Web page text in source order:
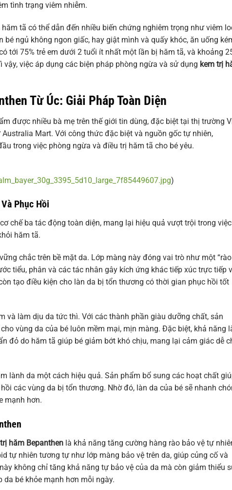
tình trạng viêm nhiễm.
tã có thể dẫn đến nhiều biến chứng nghiêm trọng như viêm
ngủ không ngon giấc, hay giật mình và quấy khóc, ăn uống
tới 75% trẻ em dưới 2 tuổi ít nhất một lần bị hăm tã, và khoảng
việc áp dụng các biện pháp phòng ngừa và sử dụng kem trị
Từ Úc: Giải Pháp Toàn Diện
được nhiều bà mẹ trên thế giới tin dùng, đặc biệt tại thị trường
Mart. Với công thức đặc biệt và nguồn gốc tự nhiên,
trong việc phòng ngừa và điều trị hăm tã cho bé yêu.
)
Phục Hồi
chế ba tác động toàn diện, mang lại hiệu quả vượt trội trong việc
hăm tã.
chắc trên bề mặt da. Lớp màng này đóng vai trò như một “rào
tiểu, phân và các tác nhân gây kích ứng khác tiếp xúc trực tiếp
tạo điều kiện cho làn da bị tổn thương có thời gian phục hồi tốt
và làm dịu da tức thì. Với các thành phần giàu dưỡng chất, sản
vùng da của bé luôn mềm mại, mịn màng. Đặc biệt, khả năng
đỏ do hăm tã giúp bé giảm bớt khó chịu, mang lại cảm giác dễ
lành da một cách hiệu quả. Sản phẩm bổ sung các hoạt chất
các vùng da bị tổn thương. Nhờ đó, làn da của bé sẽ nhanh
mạnh hơn.
hăm Bepanthen là khả năng tăng cường hàng rào bảo vệ tự
tự nhiên tương tự như lớp màng bảo vệ trên da, giúp củng cố và
không chỉ tăng khả năng tự bảo vệ của da mà còn giảm thiểu
bé khỏe mạnh hơn mỗi ngày.